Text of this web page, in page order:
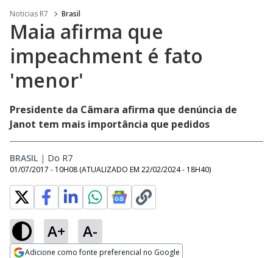
Noticias R7 Brasil
Maia afirma que
impeachment é fato
'menor'
Presidente da Câmara afirma que denúncia de
Janot tem mais importância que pedidos
BRASIL | Do R7
01/07/2017 - 10H08 (ATUALIZADO EM 22/02/2024 - 18H40)
A+ A-
Adicione como fonte preferencial no Google